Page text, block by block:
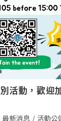
活動，歡迎
最新消息 / 活動公